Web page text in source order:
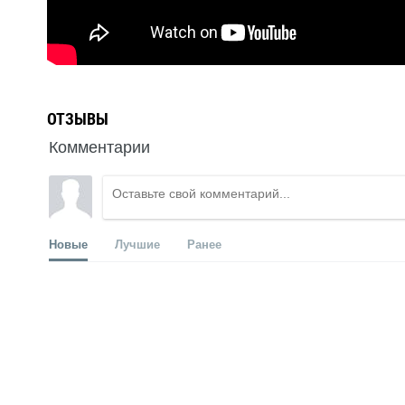
ОТЗЫВЫ
Комментарии
Новые Лучшие Ранее